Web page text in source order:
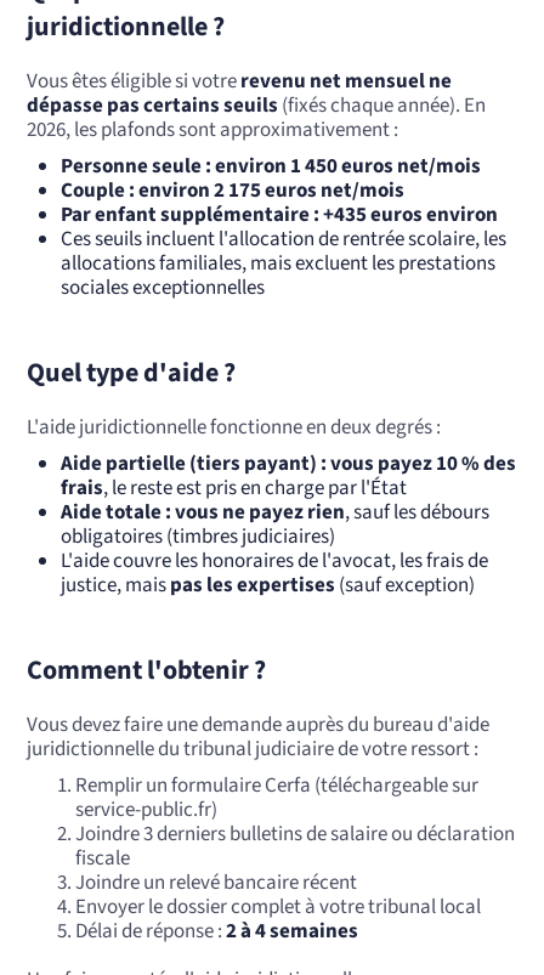
juridictionnelle ?
Vous êtes éligible si votrerevenu net mensuel ne
dépasse pas certains seuils (fixés chaque année). En
2026, les plafonds sont approximativement :
Personne seule : environ 1 450 euros net/mois
Couple : environ 2 175 euros net/mois
Par enfant supplémentaire : +435 euros environ
Ces seuils incluent l'allocation de rentrée scolaire, les
allocations familiales, mais excluent les prestations
sociales exceptionnelles
Quel type d'aide ?
L'aide juridictionnelle fonctionne en deux degrés :
Aide partielle (tiers payant) : vous payez 10 % des
frais, le reste est pris en charge par l'État
Aide totale : vous ne payez rien, sauf les débours
obligatoires (timbres judiciaires)
L'aide couvre les honoraires de l'avocat, les frais de
justice, maispas les expertises (sauf exception)
Comment l'obtenir ?
Vous devez faire une demande auprès du bureau d'aide
juridictionnelle du tribunal judiciaire de votre ressort :
Remplir un formulaire Cerfa (téléchargeable sur
service-public.fr)
Joindre 3 derniers bulletins de salaire ou déclaration
fiscale
Joindre un relevé bancaire récent
Envoyer le dossier complet à votre tribunal local
Délai de réponse :2 à 4 semaines